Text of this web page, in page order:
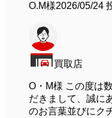
O.M様2026/05/24
買取店
O・M様 この度は
だきまして、誠に
のお言葉並びにク